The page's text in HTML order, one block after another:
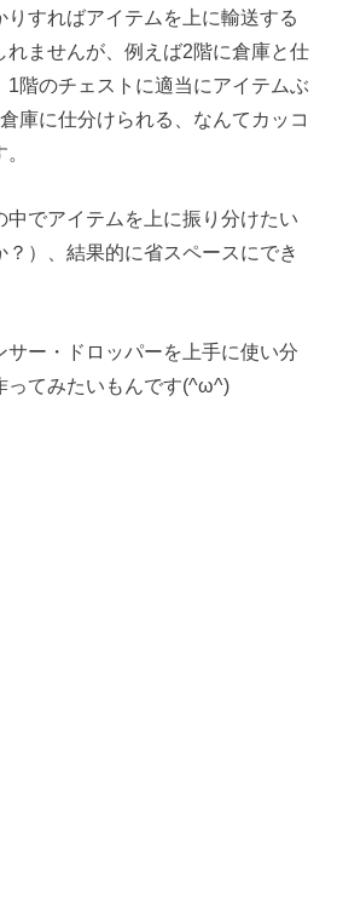
りすればアイテムを上に輸送する
れませんが、例えば2階に倉庫と仕
1階のチェストに適当にアイテムぶ
庫に仕分けられる、なんてカッコ
中でアイテムを上に振り分けたい
）、結果的に省スペースにでき
サー・ドロッパーを上手に使い分
ってみたいもんです(^ω^)